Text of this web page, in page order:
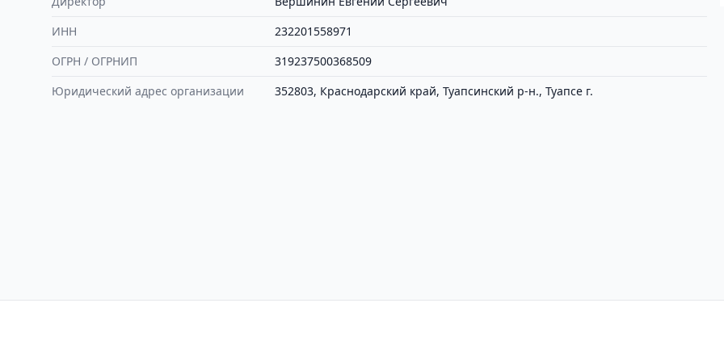
ИНН
232201558971
ОГРН / ОГРНИП
319237500368509
Юридический адрес организации
352803, Краснодарский край, Туапсинский р-н., Туапсе г.